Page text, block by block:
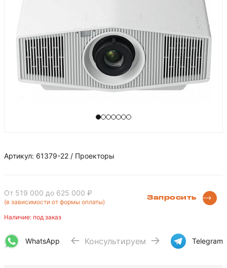
Артикул: 61379-22 / Проекторы
От 519 000 до 625 000 ₽
(в зависимости от формы оплаты)
Наличие: под заказ
Запросить
WhatsApp Консультируем Telegram